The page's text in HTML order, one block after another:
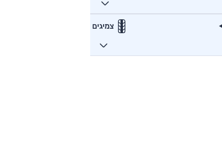
צמיגים